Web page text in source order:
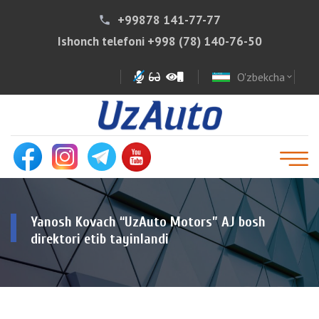
phone
+99878 141-77-77
Ishonch telefoni +998 (78) 140-76-50
O'zbekcha expand_more
Yanosh Kovach “UzAuto Motors” AJ bosh
direktori etib tayinlandi